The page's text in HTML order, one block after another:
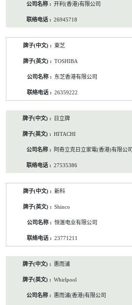
开利(香港)有限公司
26945718
東芝
TOSHIBA
东芝香港有限公司
26359222
日立牌
HITACHI
阿奇立克日立家電(香港)有限公司
27535386
新科
Shinco
恒滙电业有限公司
23771211
惠而浦
Whirlpool
惠而浦(香港)有限公司